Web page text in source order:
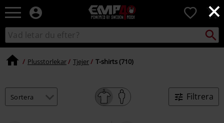
×
EMP
-
Musik,
TV
&
Alternativt
Mode
0
Sök
i
Sök
Plusstorlekar Tjejer T-shirts (710)
Filtrera